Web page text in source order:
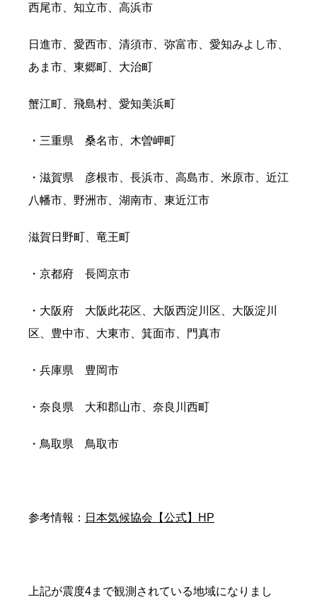
西尾市、知立市、高浜市
日進市、愛西市、清須市、弥富市、愛知みよし市、
あま市、東郷町、大治町
蟹江町、飛島村、愛知美浜町
・三重県 桑名市、木曽岬町
・滋賀県 彦根市、長浜市、高島市、米原市、近江
八幡市、野洲市、湖南市、東近江市
滋賀日野町、竜王町
・京都府 長岡京市
・大阪府 大阪此花区、大阪西淀川区、大阪淀川
区、豊中市、大東市、箕面市、門真市
・兵庫県 豊岡市
・奈良県 大和郡山市、奈良川西町
・鳥取県 鳥取市
参考情報： 日本気候協会【公式】HP
上記が震度4まで観測されている地域になりまし